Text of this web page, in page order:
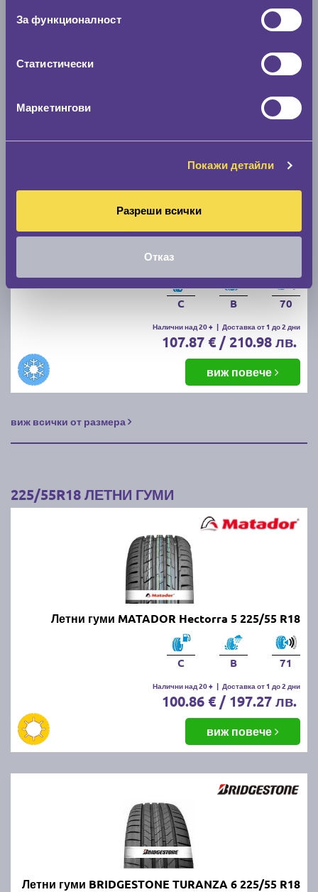
За функционалност
Статистически
Маркетингови
Покажи детайли
Разреши всички
Отказ
71
68.00 € / 133.00 лв.
C B 70
Налични над 20 + | Доставка от 1 до 2 дни
107.87 € / 210.98 лв.
виж повече
виж всички от размера
225/55R18 ЛЕТНИ ГУМИ
Летни гуми MATADOR Hectorra 5 225/55 R18
C B 71
Налични над 20 + | Доставка от 1 до 2 дни
100.86 € / 197.27 лв.
виж повече
Летни гуми BRIDGESTONE TURANZA 6 225/55 R18